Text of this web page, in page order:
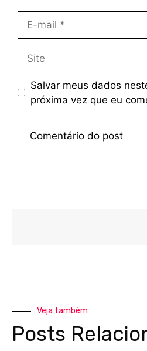
Salvar meus dados
próxima vez que eu
Veja também
Posts